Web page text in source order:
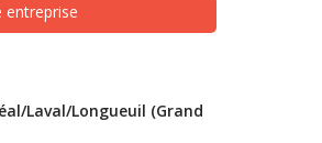
entreprise
Laval/Longueuil (Grand